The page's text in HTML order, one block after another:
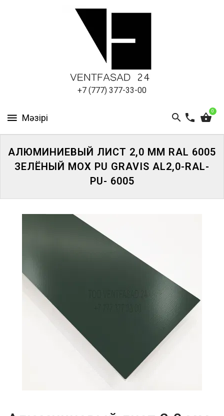
+7 (777) 377-33-00
0
ПАНЕЛИ
ПРОЕКТИРОВАНИЕ
АЛЮМИНИЕВЫЙ ЛИСТ 2,0 ММ RAL 6005
ЗЕЛЁНЫЙ МОХ PU GRAVIS AL2,0-RAL-
PU- 6005